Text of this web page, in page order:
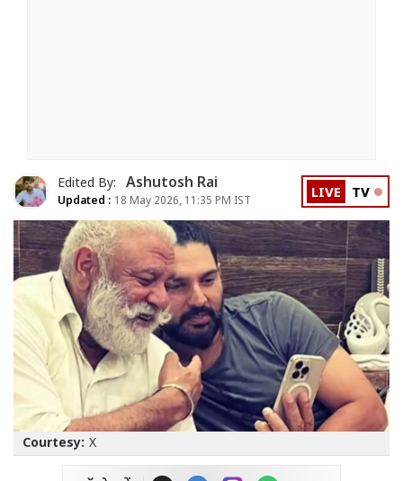
Edited By: Ashutosh Rai
Updated : 18 May 2026, 11:35 PM IST LIVE TV
Courtesy: X